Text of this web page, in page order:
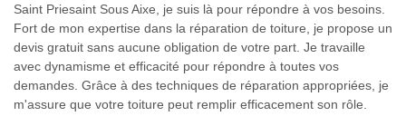
Saint Priesaint Sous Aixe, je suis là pour répondre à vos besoins.
Fort de mon expertise dans la réparation de toiture, je propose un
devis gratuit sans aucune obligation de votre part. Je travaille
avec dynamisme et efficacité pour répondre à toutes vos
demandes. Grâce à des techniques de réparation appropriées, je
m'assure que votre toiture peut remplir efficacement son rôle.